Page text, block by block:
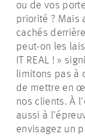
ou de vos
priorité ? Mais
cachés
peut-on les
IT REAL ! »
limitons pas à
de mettre en
nos clients. À
aussi à
envisagez un